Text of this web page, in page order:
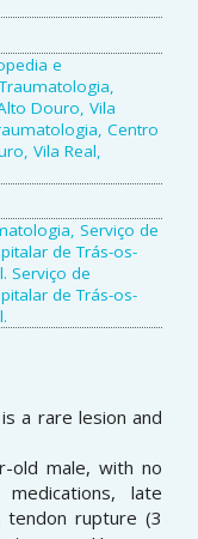
e
Douro, Vila
Centro
Vila Real,
Serviço de
de Trás-os-
Serviço de
de Trás-os-
a rare lesion and
old male, with no
late
tendon rupture (3